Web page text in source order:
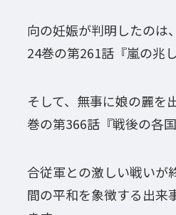
向の妊娠が判明したのは
24巻の第261話『嵐の兆し
そして、無事に娘の麗を
巻の第366話『戦後の各国
合従軍との激しい戦いが
間の平和を象徴する出来